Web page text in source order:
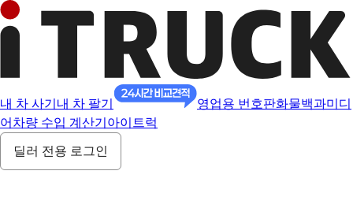
내 차 사기 내 차 팔기 영업용 번호판화물백과미디
어 차량 수입 계산기 아이트럭
딜러 전용 로그인